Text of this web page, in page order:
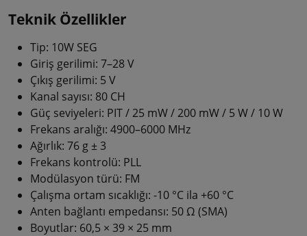
Teknik Özellikler
Tip: 10W SEG
Giriş gerilimi: 7–28 V
Çıkış gerilimi: 5 V
Kanal sayısı: 80 CH
Güç seviyeleri: PIT / 25 mW / 200 mW / 5 W / 10 W
Frekans aralığı: 4900–6000 MHz
Ağırlık: 76 g ± 3
Frekans kontrolü: PLL
Modülasyon türü: FM
Çalışma ortam sıcaklığı: -10 °C ila +60 °C
Anten bağlantı empedansı: 50 Ω (SMA)
Boyutlar: 60,5 × 39 × 25 mm